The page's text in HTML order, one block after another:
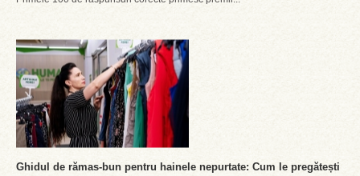
Ghidul de rămas-bun pentru hainele nepurtate: Cum le pregătești